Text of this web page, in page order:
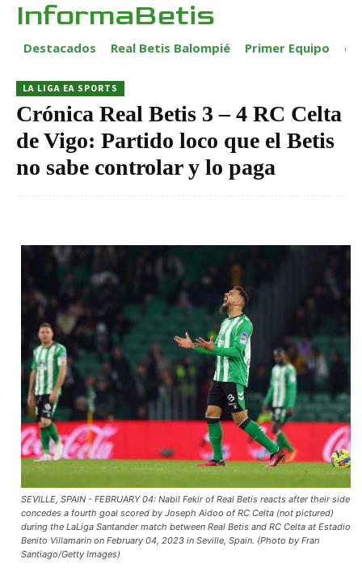
InformaBetis
Destacados Real Betis Balompié Primer Equipo
LA LIGA EA SPORTS
Crónica Real Betis 3 – 4 RC Celta
de Vigo: Partido loco que el Betis
no sabe controlar y lo paga
SEVILLE, SPAIN - FEBRUARY 04: Nabil Fekir of Real Betis reacts after their side
concedes a fourth goal scored by Joseph Aidoo of RC Celta (not pictured)
during the LaLiga Santander match between Real Betis and RC Celta at Estadio
Benito Villamarin on February 04, 2023 in Seville, Spain. (Photo by Fran
Santiago/Getty Images)